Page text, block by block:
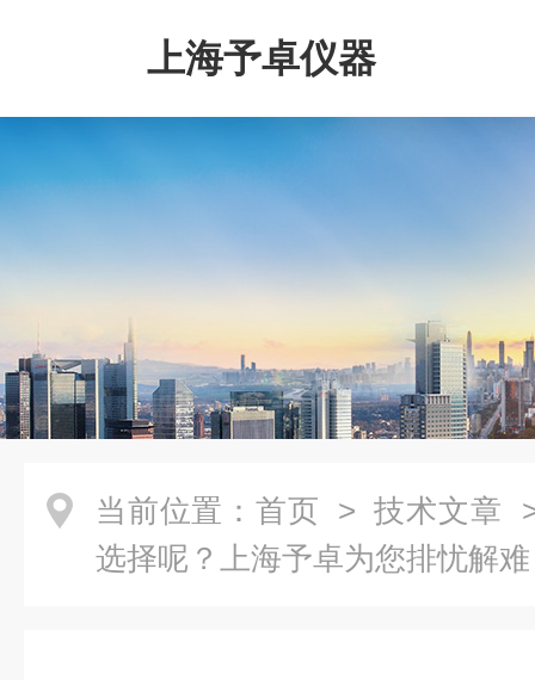
上海予卓仪器
当前位置： 首页 > 技术文章
选择呢？上海予卓为您排忧解难